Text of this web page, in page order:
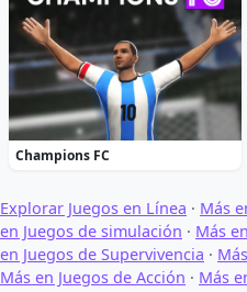
Champions FC
Explorar Juegos en Línea · Más
en Juegos de simulación · Más
en Juegos de Supervivencia ·
Más en Juegos de Acción · Más